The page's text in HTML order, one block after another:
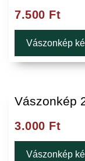
7.500 Ft
Vászonkép
Vászonkép
3.000 Ft
Vászonkép